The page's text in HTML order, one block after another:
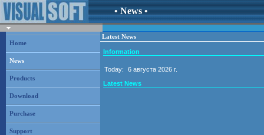
• News •
Home
News
Products
Download
Purchase
Support
Latest News
Information
Today: 6 августа 2026 г.
Latest News